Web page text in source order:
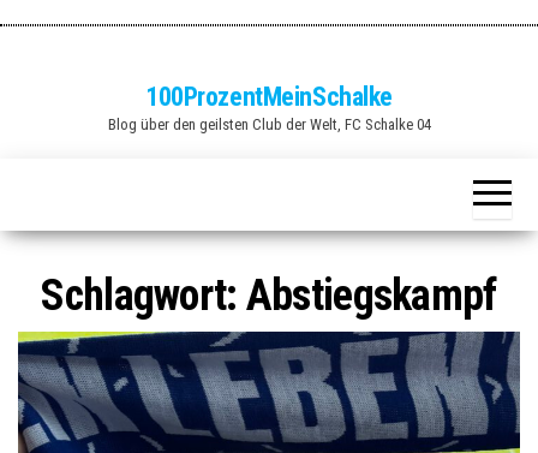
100ProzentMeinSchalke
Blog über den geilsten Club der Welt, FC Schalke 04
Schlagwort: Abstiegskampf